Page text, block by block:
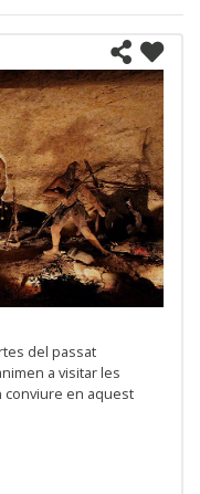
del passat
a visitar les
conviure en aquest